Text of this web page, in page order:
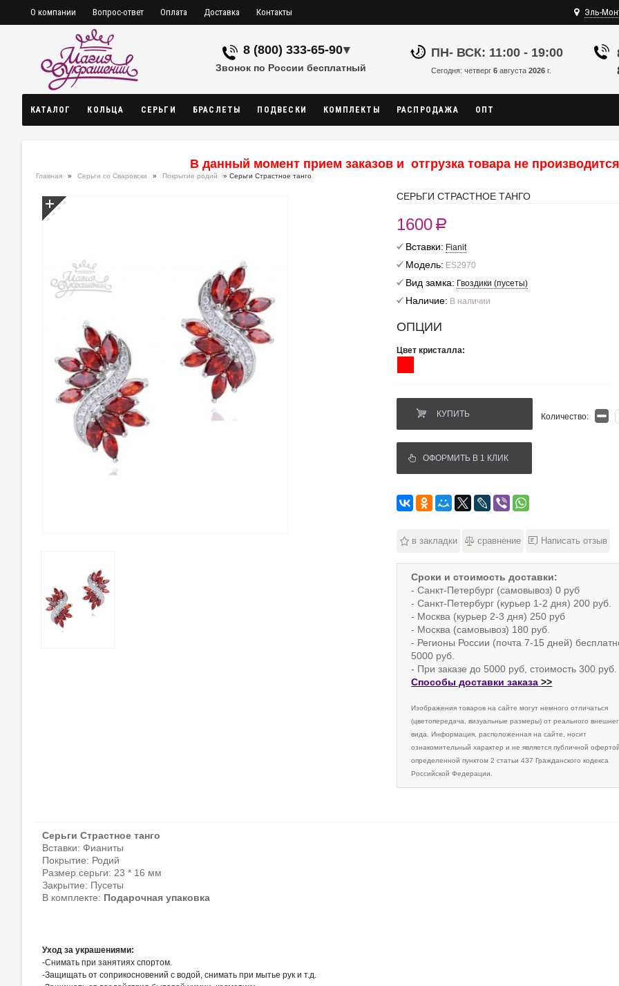
О компании Вопрос-ответ Оплата Доставка Контакты Эль-
8 (800) 333-65-90▾
Звонок по России бесплатный
ПН- ВСК: 11:00 - 19:00
Сегодня: четверг 6 августа 2026 г.
КАТАЛОГ КОЛЬЦА СЕРЬГИ БРАСЛЕТЫ ПОДВЕСКИ КОМПЛЕКТЫ РАСПРОДАЖА ОПТ
В данный момент прием заказов и отгрузка товара не
Главная » Серьги со Сваровски » Покрытие родий » Серьги Страстное танго
СЕРЬГИ СТРАСТНОЕ ТАНГО
1600R
Вставки: Fianit
Модель: ES2970
Вид замка: Гвоздики (пусеты)
Наличие: В наличии
ОПЦИИ
Цвет кристалла:
КУПИТЬ Количество:
ОФОРМИТЬ В 1 КЛИК
в закладки сравнение Написать отзыв
Сроки и стоимость доставки:
- Санкт-Петербург (самовывоз) 0 руб
- Санкт-Петербург (курьер 1-2 дня) 200 руб.
- Москва (курьер 2-3 дня) 250 руб
- Москва (самовывоз) 180 руб.
- Регионы России (почта 7-15 дней)
5000 руб.
- При заказе до 5000 руб, стоимость 300 руб.
Способы доставки заказа >>
Изображения товаров на сайте могут немного отличаться
(цветопередача, визуальные размеры) от реального
вида. Информация, расположенная на сайте, носит
ознакомительный характер и не является публичной офертой,
определенной пунктом 2 статьи 437 Гражданского кодекса
Российской Федерации.
Серьги Страстное танго
Вставки: Фианиты
Покрытие: Родий
Размер серьги: 23 * 16 мм
Закрытие: Пусеты
В комплекте: Подарочная упаковка
Уход за украшениями:
-Снимать при занятиях спортом.
-Защищать от соприкосновений с водой, снимать при мытье рук и т.д.